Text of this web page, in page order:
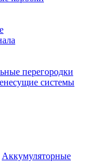
перегородки
системы
Аккумуляторные